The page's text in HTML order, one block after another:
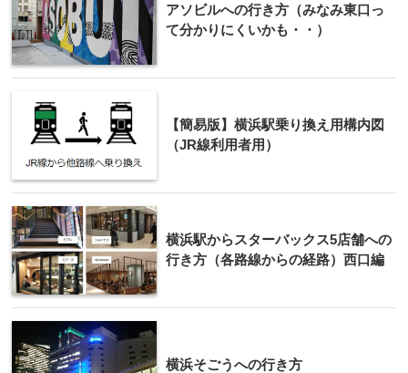
アソビルへの行き方（みなみ東口っ
て分かりにくいかも・・）
【簡易版】横浜駅乗り換え用構内図
（JR線利用者用）
横浜駅からスターバックス5店舗への
行き方（各路線からの経路）西口編
横浜そごうへの行き方